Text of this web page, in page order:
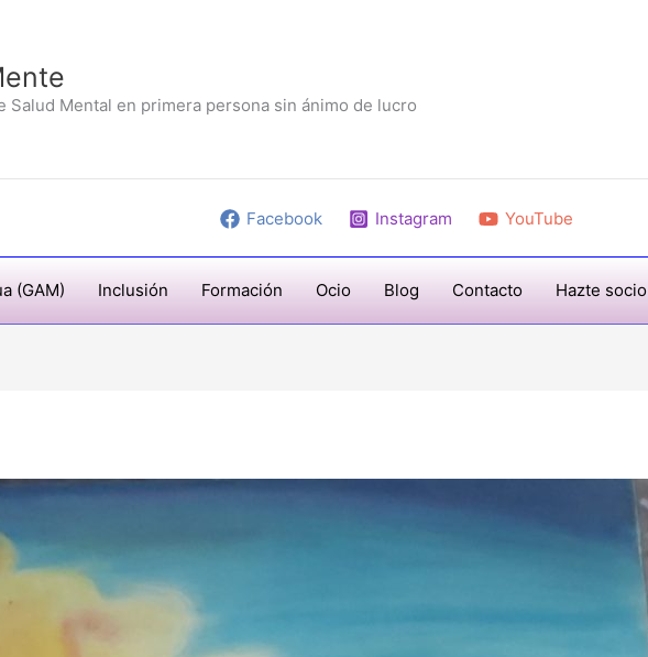
Salud Mental en primera persona sin ánimo de lucro
Facebook Instagram YouTube
(GAM) Inclusión Formación Ocio Blog Contacto Hazte socio